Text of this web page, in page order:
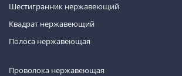
Шестигранник нержавеющий
Квадрат нержавеющий
Полоса нержавеющая
Проволока нержавеющая